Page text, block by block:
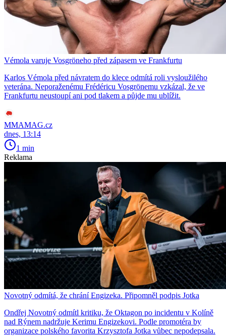
Vémola varuje Vosgröneho před zápasem ve Frankfurtu
Karlos Vémola před návratem do klece odmítá roli vysloužilého
veterána. Neporaženému Frédéricu Vosgrönemu vzkázal, že ve
Frankfurtu neustoupí ani pod tlakem a půjde mu ublížit.
MMAMAG.cz
dnes, 13:14
1 min
Reklama
Novotný odmítá, že chrání Engizeka. Připomněl podpis Jotka
Ondřej Novotný odmítl kritiku, že Oktagon po incidentu v Kolíně
nad Rýnem nadržuje Kerimu Engizekovi. Podle promotéra by
organizace polského favorita Krzysztofa Jotka vůbec nepodepsala.